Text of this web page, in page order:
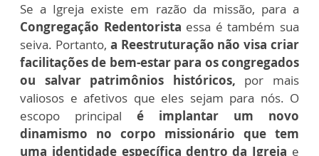
Se a Igreja existe em razão da missão, para a
Congregação Redentorista essa é também sua
seiva. Portanto, a Reestruturação não visa criar
facilitações de bem-estar para os congregados
ou salvar patrimônios históricos, por mais
valiosos e afetivos que eles sejam para nós. O
escopo principal é implantar um novo
dinamismo no corpo missionário que tem
uma identidade específica dentro da Igreja e